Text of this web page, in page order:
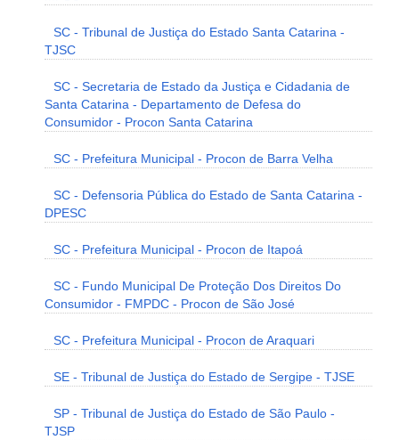
SC - Tribunal de Justiça do Estado Santa Catarina -
TJSC
SC - Secretaria de Estado da Justiça e Cidadania de
Santa Catarina - Departamento de Defesa do
Consumidor - Procon Santa Catarina
SC - Prefeitura Municipal - Procon de Barra Velha
SC - Defensoria Pública do Estado de Santa Catarina -
DPESC
SC - Prefeitura Municipal - Procon de Itapoá
SC - Fundo Municipal De Proteção Dos Direitos Do
Consumidor - FMPDC - Procon de São José
SC - Prefeitura Municipal - Procon de Araquari
SE - Tribunal de Justiça do Estado de Sergipe - TJSE
SP - Tribunal de Justiça do Estado de São Paulo -
TJSP